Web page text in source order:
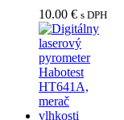
10.00 € s DPH